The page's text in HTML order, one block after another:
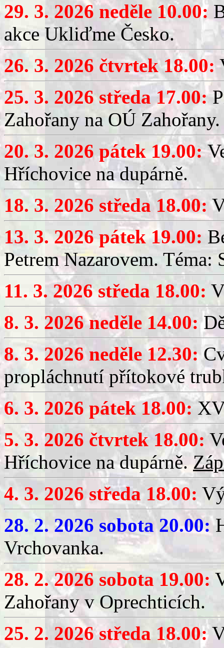
29. 3. 2026 neděle 10.00:
akce Ukliďme Česko.
26. 3. 2026 čtvrtek 18.00:
25. 3. 2026 středa 17.00:
Zahořany na OÚ Zahořany.
20. 3. 2026 pátek 19.00:
Hříchovice na dupárně.
18. 3. 2026 středa 18.00:
13. 3. 2026 pátek 19.00:
Petrem Nazarovem. Téma:
11. 3. 2026 středa 18.00:
8. 3. 2026 neděle 14.00:
8. 3. 2026 neděle 12.30:
propláchnutí přítokové
6. 3. 2026 pátek 18.00:
5. 3. 2026 čtvrtek 18.00:
Hříchovice na dupárně.
4. 3. 2026 středa 18.00:
28. 2. 2026 sobota 20.00:
Vrchovanka.
28. 2. 2026 sobota 19.00:
Zahořany v Oprechticích.
25. 2. 2026 středa 18.00: